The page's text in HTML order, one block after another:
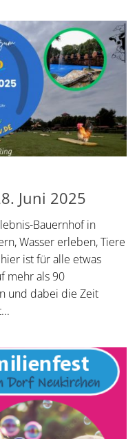
Juni 2025
Bauernhof in
Wasser erleben, Tiere
ist für alle etwas
mehr als 90
und dabei die Zeit